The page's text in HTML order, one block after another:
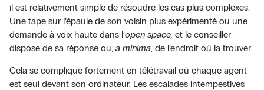
il est relativement simple de résoudre les cas plus complexes.
Une tape sur l’épaule de son voisin plus expérimenté ou une
demande à voix haute dans l’open space, et le conseiller
dispose de sa réponse ou, a minima, de l’endroit où la trouver.
Cela se complique fortement en télétravail où chaque agent
est seul devant son ordinateur. Les escalades intempestives